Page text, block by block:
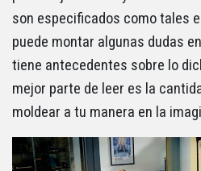
son especificados como tales
puede montar algunas dudas
tiene antecedentes sobre lo
mejor parte de leer es la
moldear a tu manera en la